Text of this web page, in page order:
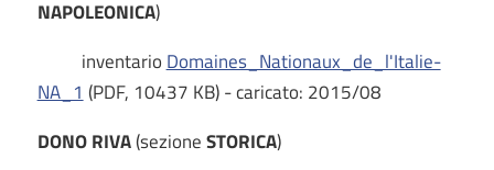
NAPOLEONICA)
inventario Domaines_Nationaux_de_l'Italie-
NA_1 (PDF, 10437 KB) - caricato: 2015/08
DONO RIVA(sezioneSTORICA)